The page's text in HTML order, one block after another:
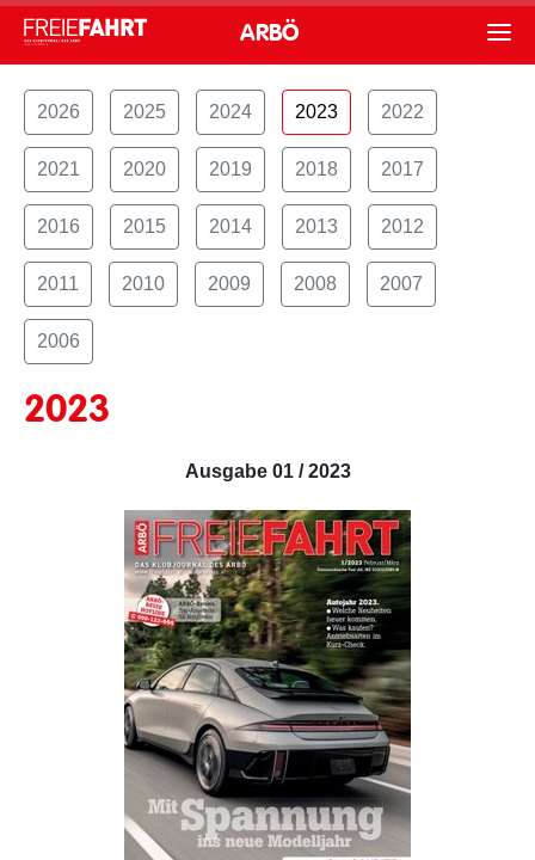
ARBÖ
2026 2025 2024 2023 2022
2021 2020 2019 2018 2017
2016 2015 2014 2013 2012
2011 2010 2009 2008 2007
2006
2023
Ausgabe 01 / 2023